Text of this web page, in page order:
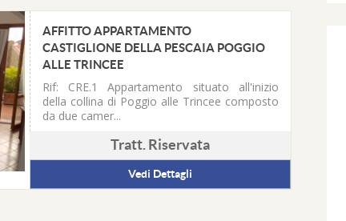
AFFITTO APPARTAMENTO
CASTIGLIONE DELLA PESCAIA POGGIO
ALLE TRINCEE
Rif: CRE.1
Appartamento situato all'inizio
della collina di Poggio alle Trincee composto
da due camer...
Tratt. Riservata
Vedi Dettagli